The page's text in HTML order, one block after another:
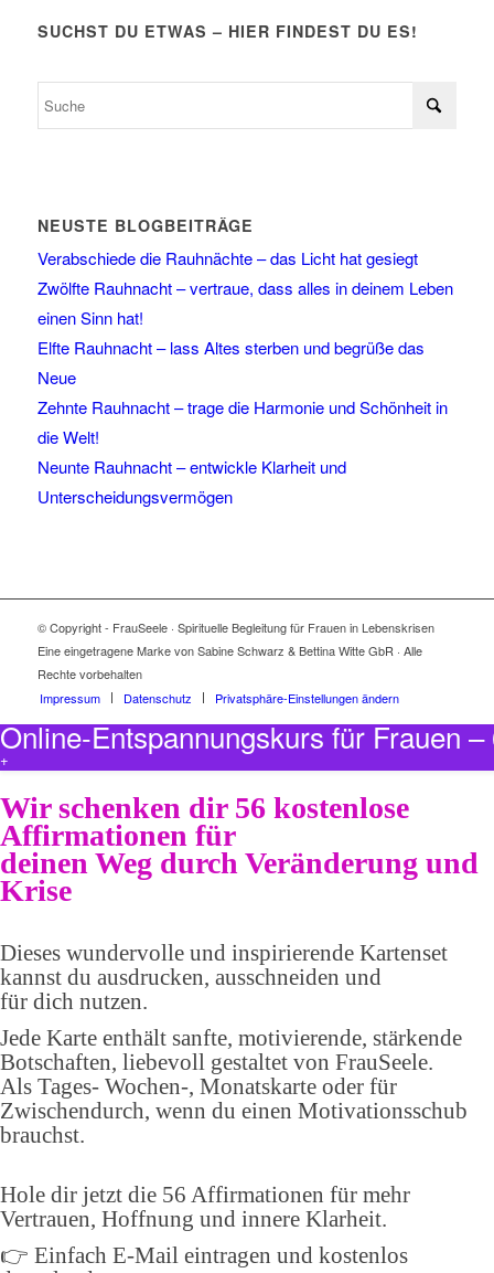
SUCHST DU ETWAS – HIER FINDEST DU ES!
NEUSTE BLOGBEITRÄGE
Verabschiede die Rauhnächte – das Licht hat gesiegt
Zwölfte Rauhnacht – vertraue, dass alles in deinem Leben
einen Sinn hat!
Elfte Rauhnacht – lass Altes sterben und begrüße das
Neue
Zehnte Rauhnacht – trage die Harmonie und Schönheit in
die Welt!
Neunte Rauhnacht – entwickle Klarheit und
Unterscheidungsvermögen
© Copyright - FrauSeele · Spirituelle Begleitung für Frauen in Lebenskrisen
Eine eingetragene Marke von Sabine Schwarz & Bettina Witte GbR · Alle
Rechte vorbehalten
Impressum
Datenschutz Privatsphäre-Einstellungen ändern
Online-Entspannungskurs für Frauen
+
Wir schenken dir 56 kostenlose
Affirmationen für
deinen Weg durch Veränderung und
Krise
Dieses wundervolle und inspirierende Kartenset
kannst du ausdrucken, ausschneiden und
für dich nutzen.
Jede Karte enthält sanfte, motivierende, stärkende
Botschaften, liebevoll gestaltet von FrauSeele.
Als Tages- Wochen-, Monatskarte oder für
Zwischendurch, wenn du einen Motivationsschub
brauchst.
Hole dir jetzt die 56 Affirmationen für mehr
Vertrauen, Hoffnung und innere Klarheit.
👉 Einfach E-Mail eintragen und kostenlos